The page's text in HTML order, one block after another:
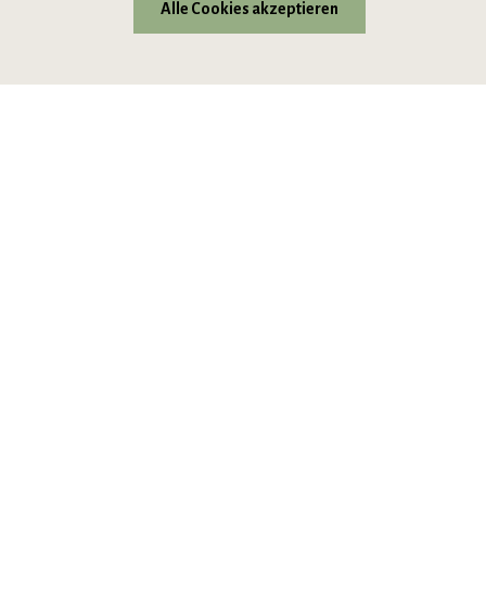
* Alle Preise inkl. gesetzl. Mehrwertsteuer zzgl.Versandkosten
Alle Cookies akzeptieren